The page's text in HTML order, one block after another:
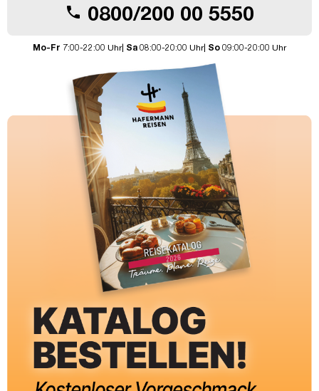
call 0800/200 00 5550
Mo-Fr 7:00-22:00 Uhr| Sa 08:00-20:00 Uhr| So 09:00-20:00 Uhr